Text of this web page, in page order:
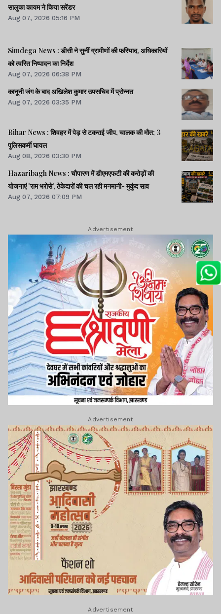
सालुका कायम ने किया सरेंडर
Aug 07, 2026 05:16 PM
Simdega News : डीसी ने सुनीं ग्रामीणों की फरियाद, अधिकारियों
को त्वरित निष्पादन का निर्देश
Aug 07, 2026 06:38 PM
कानूनी जंग के बाद अखिलेश कुमार उपसचिव में प्रोन्नत
Aug 07, 2026 03:35 PM
Bihar News : शिवहर में पेड़ से टकराई जीप, चालक की मौत; 3
पुलिसकर्मी घायल
Aug 08, 2026 03:30 PM
Hazaribagh News : चौपारण में डीएमएफटी की करोड़ों की
योजनाएं 'राम भरोसे', ठेकेदारों की चल रही मनमानी- मुकुंद साव
Aug 07, 2026 07:09 PM
Advertisement
Advertisement
Advertisement